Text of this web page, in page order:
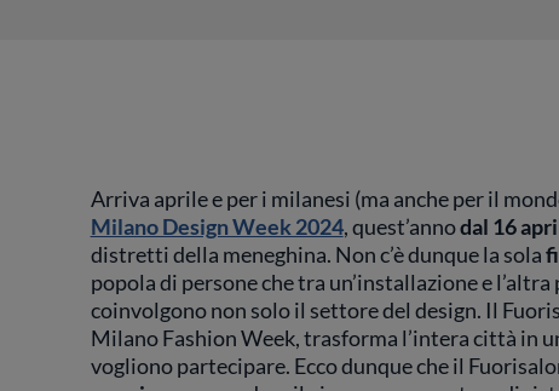
Arriva aprile e per i milanesi (ma anche per il
Milano Design Week 2024, quest’annodal 16
distretti della meneghina. Non c’è dunque la sola
popola di persone che tra un’installazione e
coinvolgono non solo il settore del design. Il
Milano Fashion Week, trasforma l’intera città in
vogliono partecipare. Ecco dunque che il